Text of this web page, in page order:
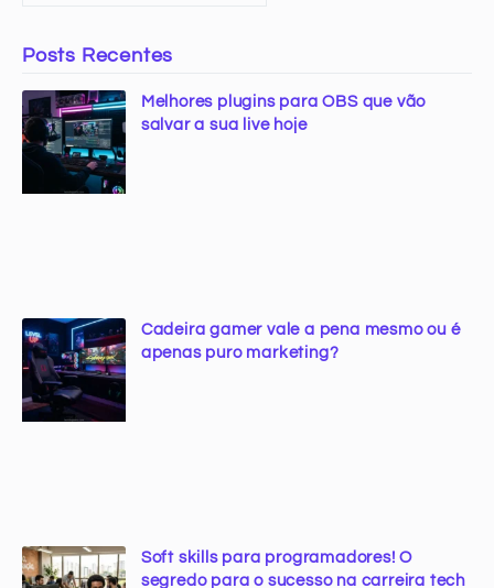
Posts Recentes
Melhores plugins para OBS que vão
salvar a sua live hoje
Cadeira gamer vale a pena mesmo ou é
apenas puro marketing?
Soft skills para programadores! O
segredo para o sucesso na carreira tech